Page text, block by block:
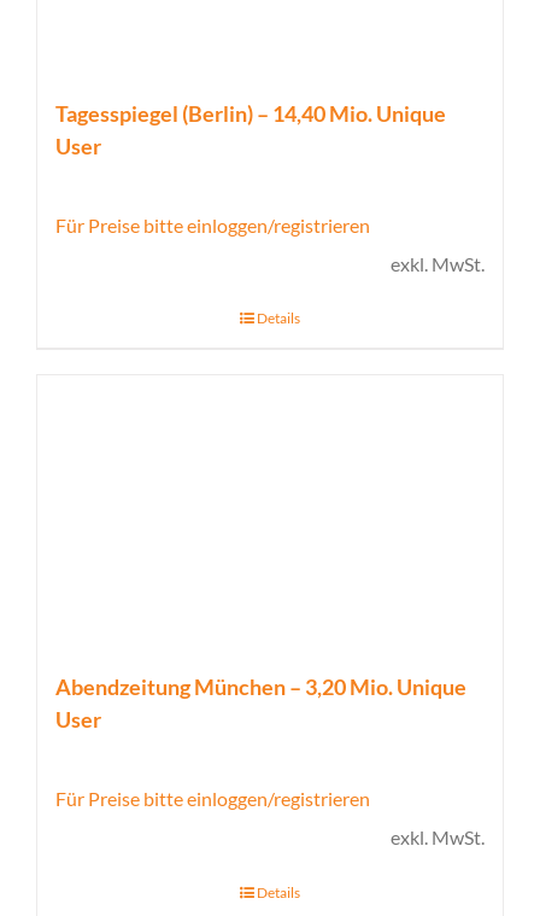
Tagesspiegel (Berlin) – 14,40 Mio. Unique
User
Für Preise bitte einloggen/registrieren
exkl. MwSt.
Details
Abendzeitung München – 3,20 Mio. Unique
User
Für Preise bitte einloggen/registrieren
exkl. MwSt.
Details